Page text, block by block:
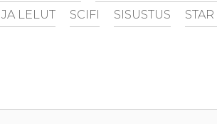
LELUT SCIFI SISUSTUS